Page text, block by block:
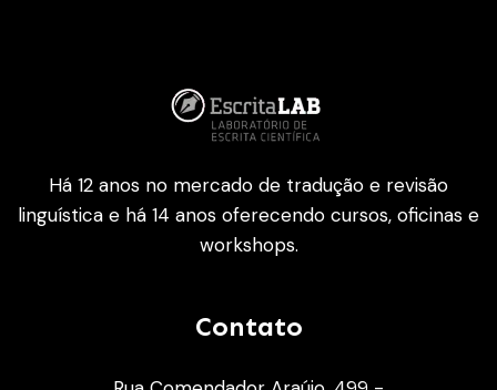
Há 12 anos no mercado de tradução e revisão
linguística e há 14 anos oferecendo cursos, oficinas e
workshops.
Contato